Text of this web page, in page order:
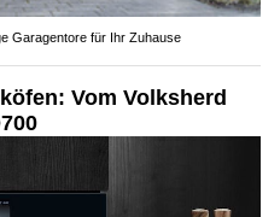
Garagentore für Ihr Zuhause
Vom Volksherd